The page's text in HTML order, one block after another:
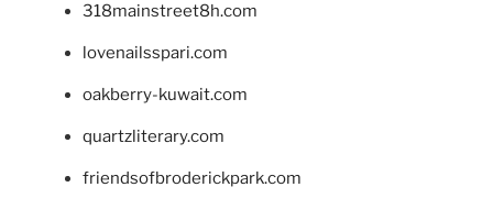
318mainstreet8h.com
lovenailsspari.com
oakberry-kuwait.com
quartzliterary.com
friendsofbroderickpark.com